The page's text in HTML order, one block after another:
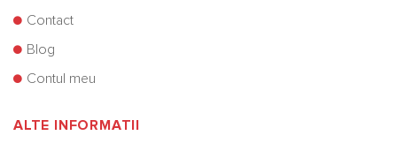
Contact
Blog
Contul meu
ALTE INFORMATII